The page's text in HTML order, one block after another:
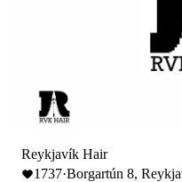
Reykjavík Hair
1737·Borgartún 8,